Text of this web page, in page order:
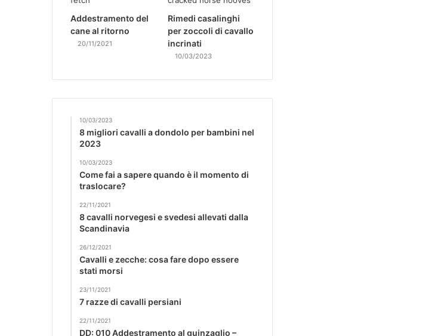
Addestramento del
cane al ritorno
20/11/2021
Rimedi casalinghi
per zoccoli di cavallo
incrinati
10/03/2023
10/03/2023
8 migliori cavalli a dondolo per bambini nel
2023
10/03/2023
Come fai a sapere quando è il momento di
traslocare?
22/11/2021
8 cavalli norvegesi e svedesi allevati dalla
Scandinavia
26/12/2021
Cavalli e zecche: cosa fare dopo essere
stati morsi
23/11/2021
7 razze di cavalli persiani
22/11/2021
DD: 010 Addestramento al guinzaglio –